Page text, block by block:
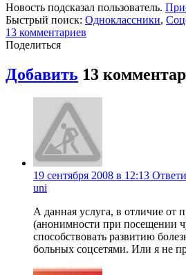
Новость подсказал пользователь.
Быстрый поиск: Одноклассники,
13 комментариев
Поделиться
Добавить 13
19 сентября 2008 в 12:13
uni
А данная услуга, в отличие от
(анонимности при посещении
способствовать развитию
больных соцсетями. Или я не